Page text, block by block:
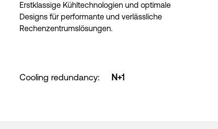
Erstklassige Kühltechnologien und optimale
Designs für performante und verlässliche
Rechenzentrumslösungen.
Cooling redundancy: N+1